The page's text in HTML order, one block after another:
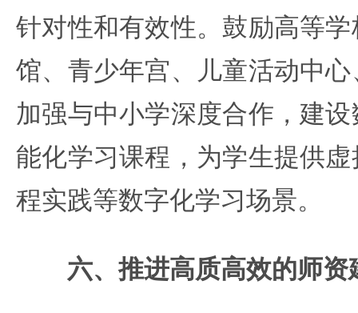
针对性和有效性。鼓励高等
馆、青少年宫、儿童活动中
加强与中小学深度合作，建
能化学习课程，为学生提供
程实践等数字化学习场景。
六、推进高质高效的师